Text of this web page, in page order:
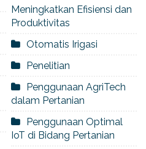
Meningkatkan Efisiensi dan
Produktivitas
Otomatis Irigasi
Penelitian
Penggunaan AgriTech
dalam Pertanian
Penggunaan Optimal
IoT di Bidang Pertanian